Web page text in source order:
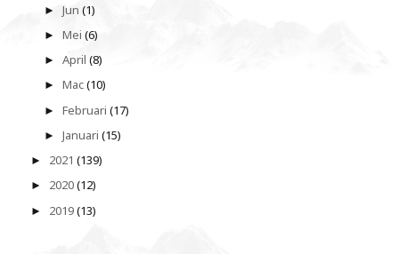
►Jun(1)
►Mei(6)
►April(8)
►Mac(10)
►Februari(17)
►Januari(15)
► 2021 (139)
► 2020(12)
► 2019(13)